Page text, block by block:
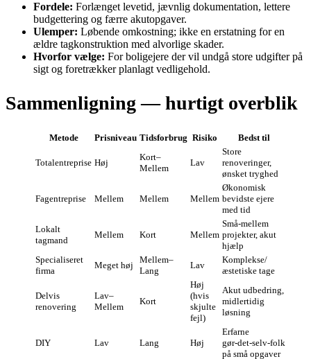
Fordele: Forlænget levetid, jævnlig dokumentation, lettere
budgettering og færre akutopgaver.
Ulemper: Løbende omkostning; ikke en erstatning for en
ældre tagkonstruktion med alvorlige skader.
Hvorfor vælge: For boligejere der vil undgå store udgifter på
sigt og foretrækker planlagt vedligehold.
Sammenligning — hurtigt overblik
Metode Prisniveau Tidsforbrug Risiko Bedst til
Totalentreprise Høj
Kort–
Mellem
Lav
Store
renoveringer,
ønsket tryghed
Fagentreprise Mellem Mellem Mellem
Økonomisk
bevidste ejere
med tid
Lokalt
tagmand
Mellem Kort Mellem
Små‑mellem
projekter, akut
hjælp
Specialiseret
firma
Meget høj
Mellem–
Lang
Lav
Komplekse/
æstetiske tage
Delvis
renovering
Lav–
Mellem
Kort
Høj
(hvis
skjulte
fejl)
Akut udbedring,
midlertidig
løsning
DIY Lav Lang Høj
Erfarne
gør‑det‑selv‑folk
på små opgaver